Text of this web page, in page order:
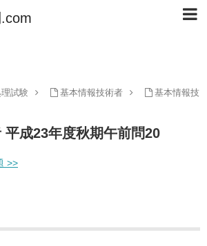
試験 基本情報技術者
基本情報技
平成23年度秋期午前問20
>>